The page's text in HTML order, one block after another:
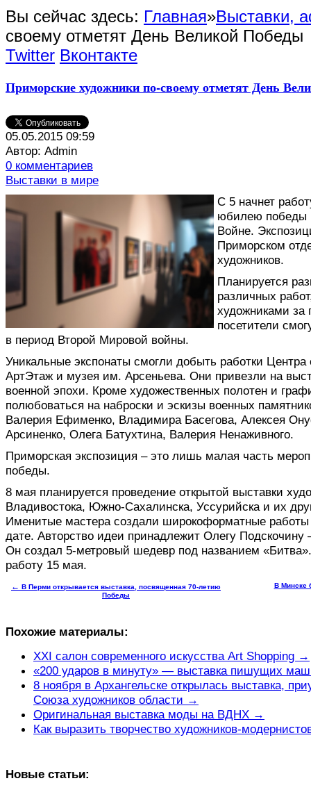
Вы сейчас здесь: Главная»Выставки,
своему отметят День Великой Победы
Twitter Вконтакте
Приморские художники по-своему отметят День
05.05.2015 09:59
Автор: Admin
0 комментариев
Выставки в мире
С 5 начнет
юбилею победы
Войне.
Приморском
художников.
Планируется
различных
художниками за
посетители
в период Второй Мировой войны.
Уникальные экспонаты смогли добыть работки Центра
АртЭтаж и музея им. Арсеньева. Они привезли на
военной эпохи. Кроме художественных полотен и
полюбоваться на наброски и эскизы военных
Валерия Ефименко, Владимира Басегова, Алексея
Арсиненко, Олега Батухтина, Валерия Ненаживного.
Приморская экспозиция – это лишь малая часть
победы.
8 мая планируется проведение открытой выставки
Владивостока, Южно-Сахалинска, Уссурийска и их
Именитые мастера создали широкоформатные работы
дате. Авторство идеи принадлежит Олегу Подскочину
Он создал 5-метровый шедевр под названием
работу 15 мая.
← В Перми открывается выставка, посвященная 70-летию
Победы
В Минске
Похожие материалы:
XXI салон современного искусства Art Shopping →
«200 ударов в минуту» — выставка пишущих
8 ноября в Архангельске открылась выставка,
Союза художников области →
Оригинальная выставка моды на ВДНХ →
Как выразить творчество художников-
Новые статьи: